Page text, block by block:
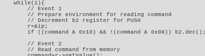
while(1){
// Event 1
// Prepare environment for reading command
// Decrement b2 register for PUSH
r=&ip;
if ((command & 0x10) && !(command & 0x08)) b2.dec();
// Event 2
// Read command from memory